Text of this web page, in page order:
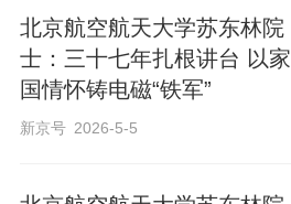
北京航空航天大学苏东林院
士：三十七年扎根讲台 以家
国情怀铸电磁“铁军”
新京号 2026-5-5